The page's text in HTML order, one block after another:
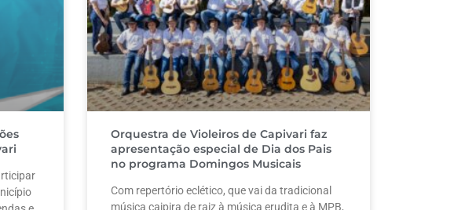
Orquestra de Violeiros de Capivari faz
apresentação especial de Dia dos Pais
no programa Domingos Musicais
Com repertório eclético, que vai da tradicional
música caipira de raiz à música erudita e à MPB,